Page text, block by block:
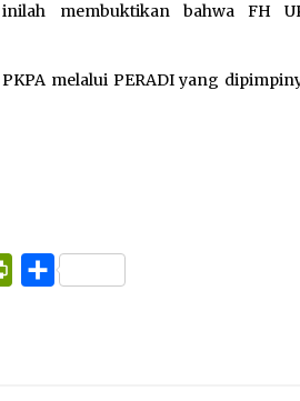
membuktikan bahwa FH
melalui PERADI yang
PrintFriendly
Share